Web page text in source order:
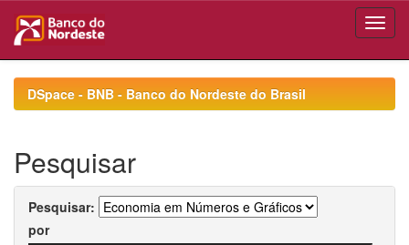
navigationDSpace - BNB - Banco do Nordeste do Brasil
Pesquisar
Pesquisar:
por